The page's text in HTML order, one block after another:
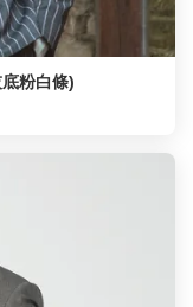
粉白條)